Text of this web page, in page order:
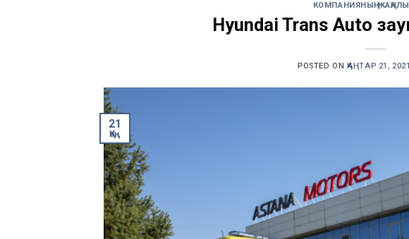
КОМПАНИЯНЫҢ
Hyundai Trans Auto
POSTED ON ҚАҢТАР 21, 2021
21
Қаң